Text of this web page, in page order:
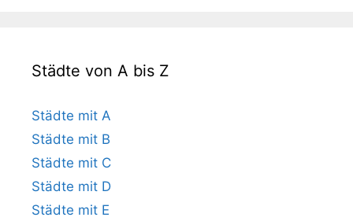
Städte von A bis Z
Städte mit A
Städte mit B
Städte mit C
Städte mit D
Städte mit E